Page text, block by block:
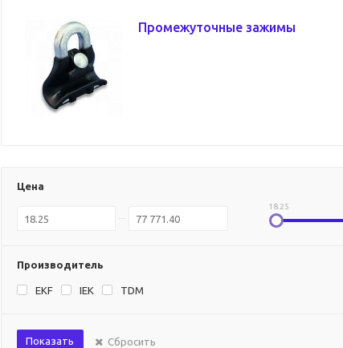
Промежуточные зажимы
Цена
18.25
Производитель
EKF IEK TDM
Показать Сбросить